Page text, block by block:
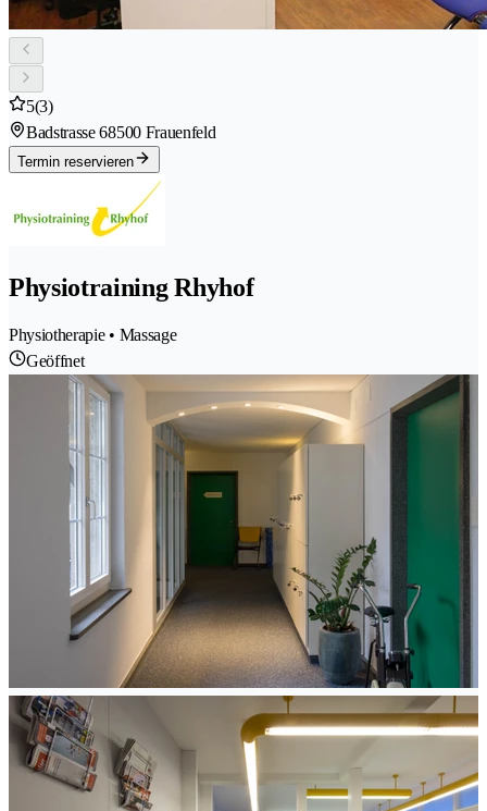
5(3)
Badstrasse 68500 Frauenfeld
Termin reservieren
Physiotraining Rhyhof
Physiotherapie • Massage
Geöffnet